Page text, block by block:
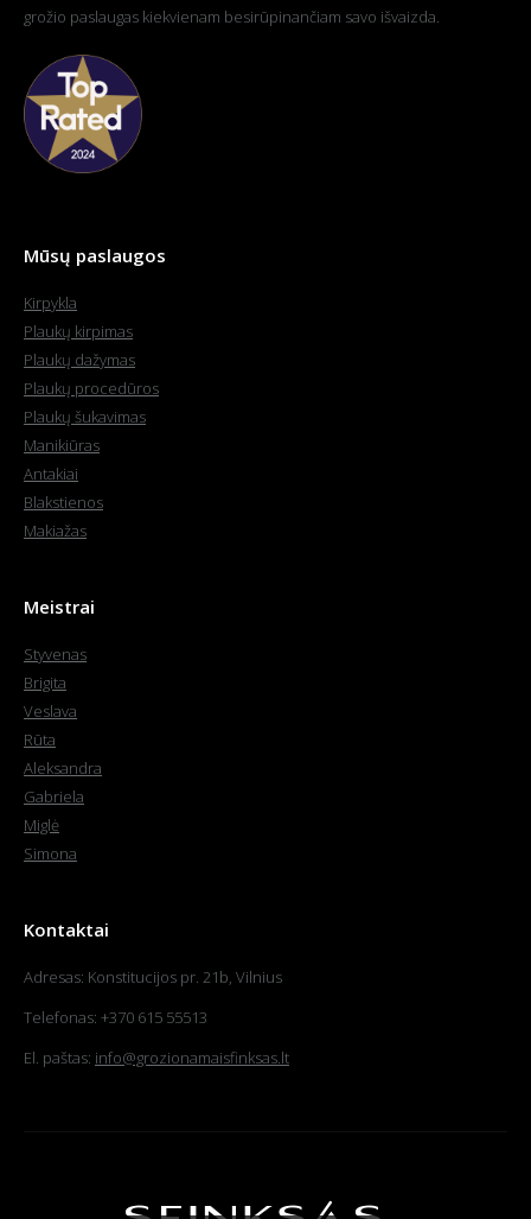
grožio paslaugas kiekvienam besirūpinančiam savo išvaizda.
Mūsų paslaugos
Kirpykla
Plaukų kirpimas
Plaukų dažymas
Plaukų procedūros
Plaukų šukavimas
Manikiūras
Antakiai
Blakstienos
Makiažas
Meistrai
Styvenas
Brigita
Veslava
Rūta
Aleksandra
Gabriela
Miglė
Simona
Kontaktai
Adresas: Konstitucijos pr. 21b, Vilnius
Telefonas: +370 615 55513
El. paštas: info@grozionamaisfinksas.lt